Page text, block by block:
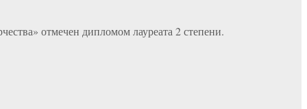
отмечен дипломом лауреата 2 степени.